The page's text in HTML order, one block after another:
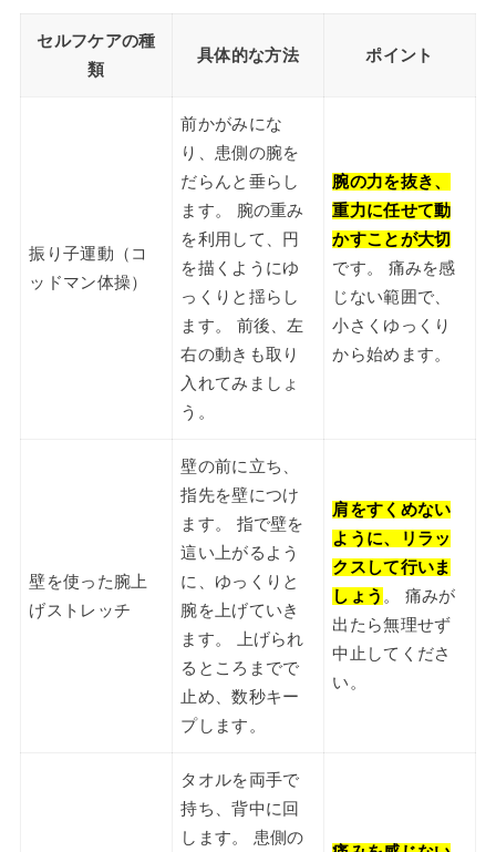
セルフケアの種
類
具体的な方法 ポイント
振り子運動（コ
ッドマン体操）
前かがみにな
り、患側の腕を
だらんと垂らし
ます。 腕の重み
を利用して、円
を描くようにゆ
っくりと揺らし
ます。 前後、左
右の動きも取り
入れてみましょ
う。
腕の力を抜き、
重力に任せて動
かすことが大切
です。 痛みを感
じない範囲で、
小さくゆっくり
から始めます。
壁を使った腕上
げストレッチ
壁の前に立ち、
指先を壁につけ
ます。 指で壁を
這い上がるよう
に、ゆっくりと
腕を上げていき
ます。 上げられ
るところまでで
止め、数秒キー
プします。
肩をすくめない
ように、リラッ
クスして行いま
しょう 。 痛みが
出たら無理せず
中止してくださ
い。
タオルを両手で
持ち、背中に回
します。 患側の